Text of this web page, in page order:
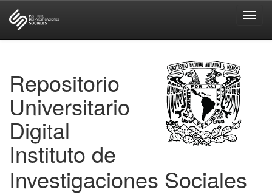
Repositorio
Universitario
Digital
Instituto de
Investigaciones Sociales